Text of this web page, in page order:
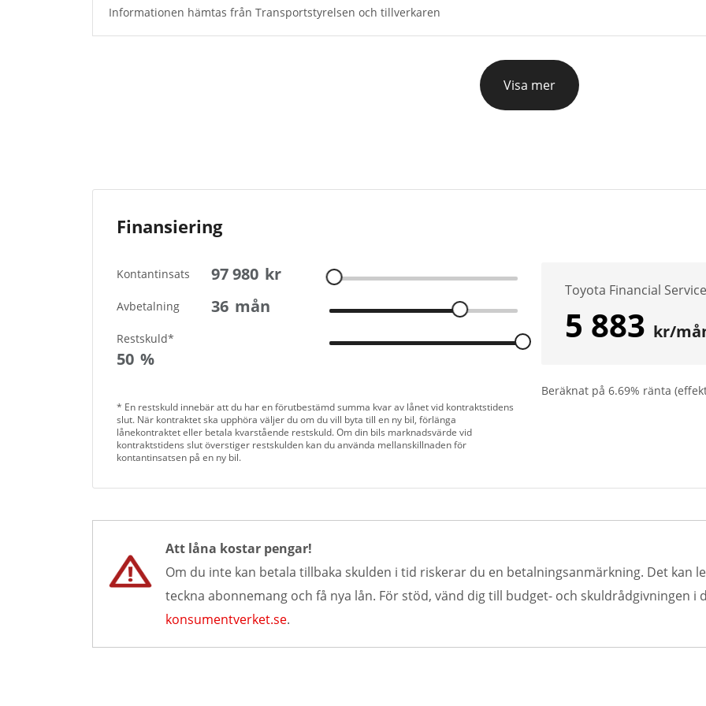
Informationen hämtas från Transportstyrelsen och tillverkaren
Visa mer
Finansiering
Kontantinsats 97 980 kr
Avbetalning 36 mån
Restskuld*
50 %
Toyota Financial
5 883 kr/
Beräknat på 6.69% ränta
* En restskuld innebär att du har en förutbestämd summa kvar av lånet vid kontraktstidens
slut. När kontraktet ska upphöra väljer du om du vill byta till en ny bil, förlänga
lånekontraktet eller betala kvarstående restskuld. Om din bils marknadsvärde vid
kontraktstidens slut överstiger restskulden kan du använda mellanskillnaden för
kontantinsatsen på en ny bil.
Att låna kostar pengar!
Om du inte kan betala tillbaka skulden i tid riskerar du en betalningsanmärkning. Det kan
teckna abonnemang och få nya lån. För stöd, vänd dig till budget- och skuldrådgivningen
konsumentverket.se.